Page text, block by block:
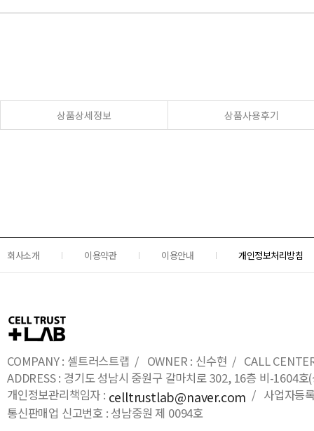
상품상세정보 상품사용후기
회사소개 이용약관 이용안내 개인정보처리방침
COMPANY : 셀트러스트랩 / OWNER : 신수현 / CALL
ADDRESS : 경기도 성남시 중원구 갈마치로 302, 16층 비-1604
개인정보관리책임자 : celltrustlab@naver.com / 사업자등
통신판매업 신고번호 : 성남중원 제 0094호